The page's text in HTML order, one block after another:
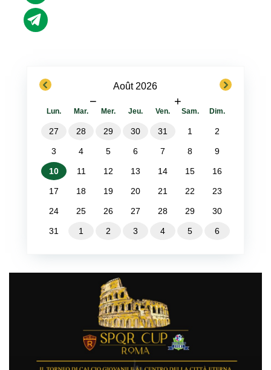
previous Août 2026
− +
next
Lun. Mar. Mer. Jeu. Ven. Sam. Dim.
27 28 29 30 31 1 2
3 4 5 6 7 8 9
10 11 12 13 14 15 16
17 18 19 20 21 22 23
24 25 26 27 28 29 30
31 1 2 3 4 5 6